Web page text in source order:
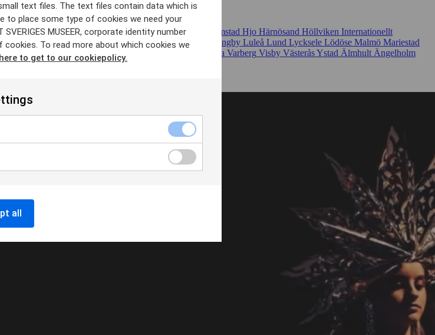
Falkenberg Falköping Falun Gränna Gävle Göteborg Halmstad Hjo Härnösand Höllviken Internationellt
Laholm Landskrona Leksand Lidköping Linköping Ljungby Luleå Lund Lycksele Lödöse Malmö Mariestad
Tanumshede Tibro Tidaholm Vadstena Varberg Visby VästeråsYstad Älmhult Ängelholm
text files. The text files contain data which is
to place some type of cookies we need your
SVERIGES MUSEER, corporate identity number
To read more about which cookies we
to get to our cookiepolicy.
all